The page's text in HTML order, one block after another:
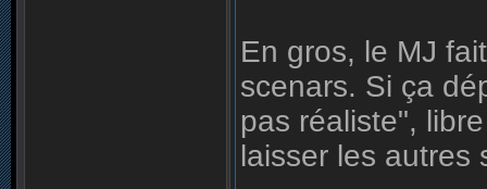
En gros, le MJ
scenars. Si ça
pas réaliste",
laisser les autres